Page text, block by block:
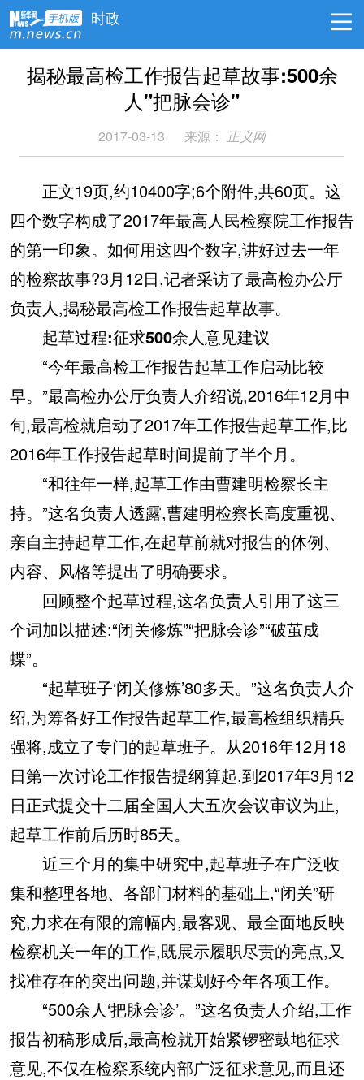
时政
揭秘最高检工作报告起草故事:500余
人"把脉会诊"
2017-03-13 来源： 正义网
正文19页,约10400字;6个附件,共60页。这
四个数字构成了2017年最高人民检察院工作报告
的第一印象。如何用这四个数字,讲好过去一年
的检察故事?3月12日,记者采访了最高检办公厅
负责人,揭秘最高检工作报告起草故事。
起草过程:征求500余人意见建议
“今年最高检工作报告起草工作启动比较
早。”最高检办公厅负责人介绍说,2016年12月中
旬,最高检就启动了2017年工作报告起草工作,比
2016年工作报告起草时间提前了半个月。
“和往年一样,起草工作由曹建明检察长主
持。”这名负责人透露,曹建明检察长高度重视、
亲自主持起草工作,在起草前就对报告的体例、
内容、风格等提出了明确要求。
回顾整个起草过程,这名负责人引用了这三
个词加以描述:“闭关修炼”“把脉会诊”“破茧成
蝶”。
“起草班子‘闭关修炼’80多天。”这名负责人介
绍,为筹备好工作报告起草工作,最高检组织精兵
强将,成立了专门的起草班子。从2016年12月18
日第一次讨论工作报告提纲算起,到2017年3月12
日正式提交十二届全国人大五次会议审议为止,
起草工作前后历时85天。
近三个月的集中研究中,起草班子在广泛收
集和整理各地、各部门材料的基础上,“闭关”研
究,力求在有限的篇幅内,最客观、最全面地反映
检察机关一年的工作,既展示履职尽责的亮点,又
找准存在的突出问题,并谋划好今年各项工作。
“500余人‘把脉会诊’。”这名负责人介绍,工作
报告初稿形成后,最高检就开始紧锣密鼓地征求
意见,不仅在检察系统内部广泛征求意见,而且还